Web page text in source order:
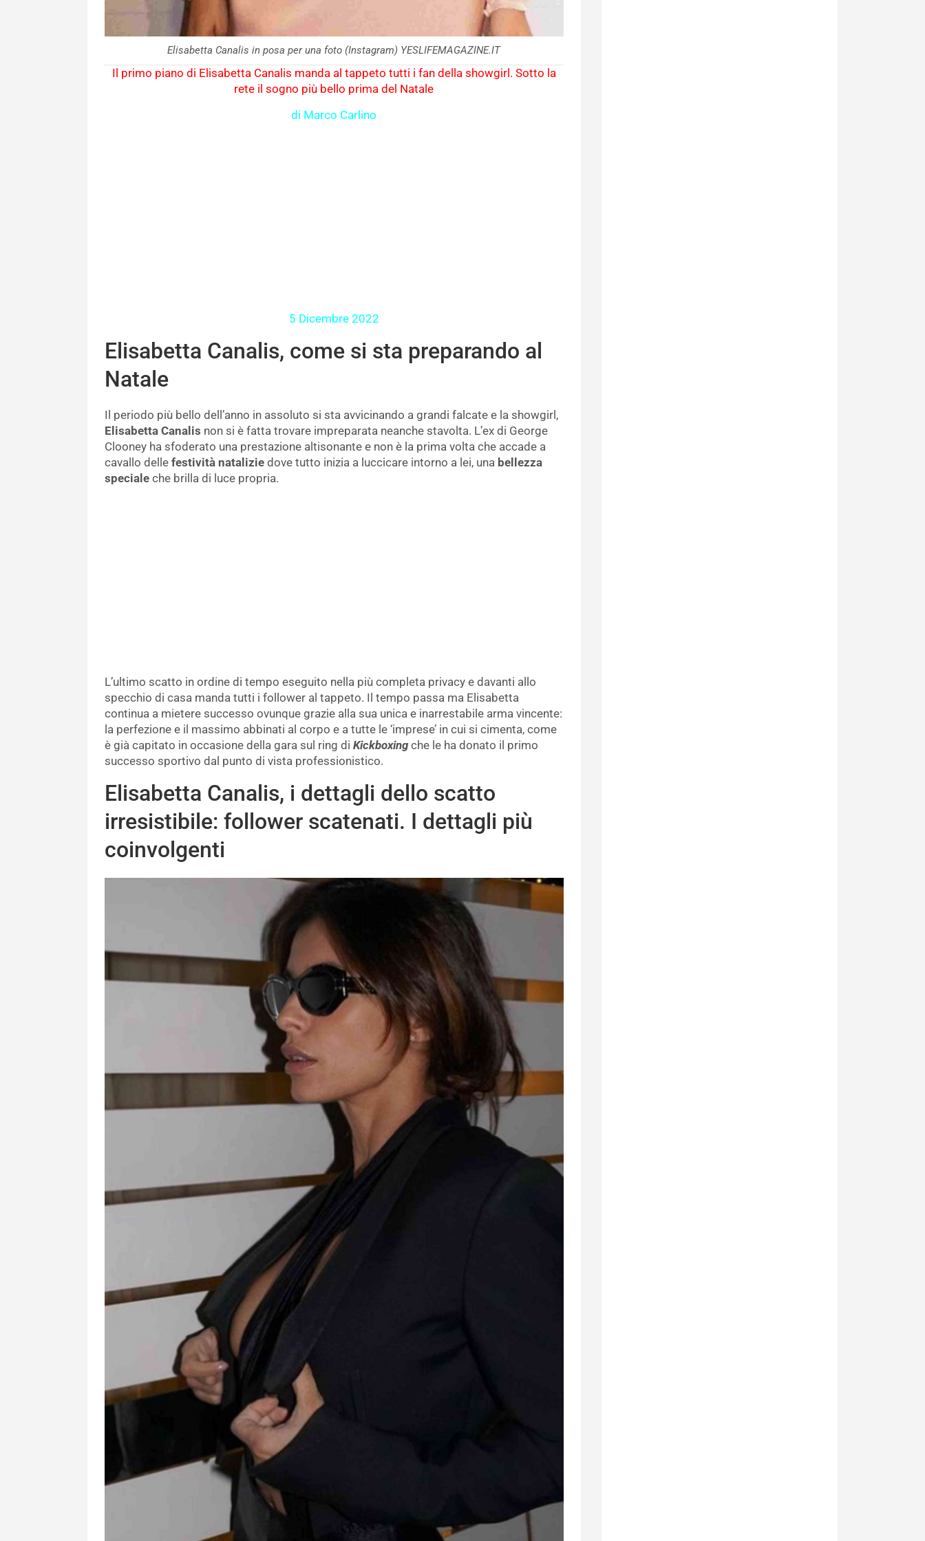
Elisabetta Canalis in posa per una foto (Instagram) YESLIFEMAGAZINE.IT
Il primo piano di Elisabetta Canalis manda al tappeto tutti i fan della showgirl. Sotto la
rete il sogno più bello prima del Natale
di Marco Carlino
5 Dicembre 2022
Elisabetta Canalis, come si sta preparando al
Natale
Il periodo più bello dell’anno in assoluto si sta avvicinando a grandi falcate e la showgirl,
Elisabetta Canalis non si è fatta trovare impreparata neanche stavolta. L’ex di George
Clooney ha sfoderato una prestazione altisonante e non è la prima volta che accade a
cavallo delle festività natalizie dove tutto inizia a luccicare intorno a lei, una bellezza
speciale che brilla di luce propria.
L’ultimo scatto in ordine di tempo eseguito nella più completa privacy e davanti allo
specchio di casa manda tutti i follower al tappeto. Il tempo passa ma Elisabetta
continua a mietere successo ovunque grazie alla sua unica e inarrestabile arma vincente:
la perfezione e il massimo abbinati al corpo e a tutte le ‘imprese’ in cui si cimenta, come
è già capitato in occasione della gara sul ring di Kickboxing che le ha donato il primo
successo sportivo dal punto di vista professionistico.
Elisabetta Canalis, i dettagli dello scatto
irresistibile: follower scatenati. I dettagli più
coinvolgenti